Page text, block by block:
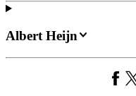
Albert Heijn